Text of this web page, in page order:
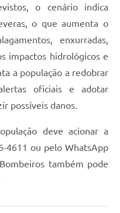
o cenário indica
o que aumenta o
enxurradas,
impactos hidrológicos e
a população a redobrar
oficiais e adotar
possíveis danos.
deve acionar a
4611 ou pelo WhatsApp
também pode